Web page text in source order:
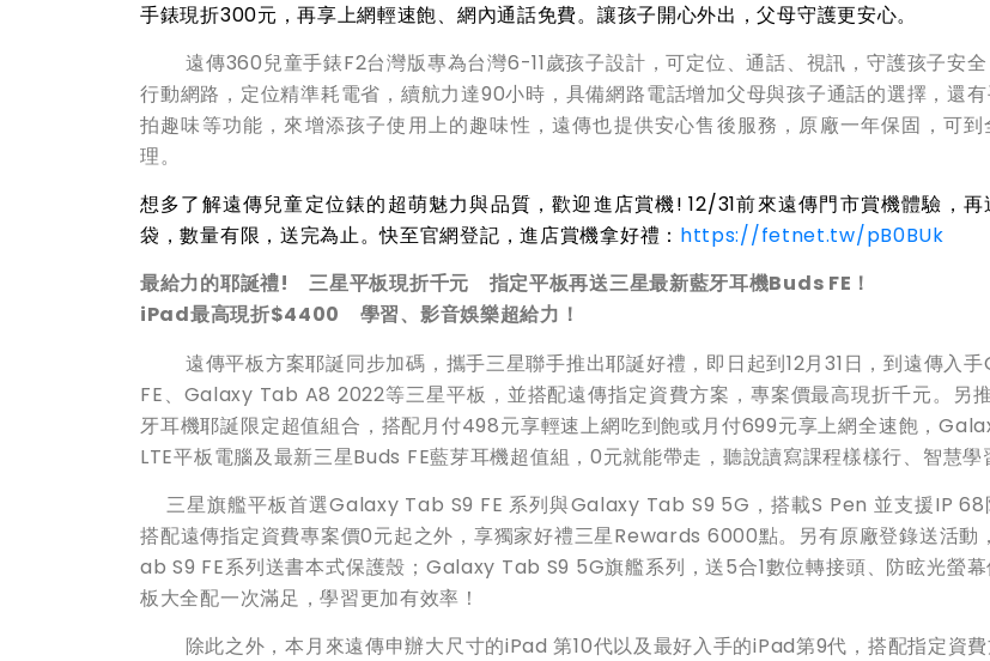
手錶現折300元，再享上網輕速飽、網內通話免費。讓孩子開心外出，父母守護更安心。
遠傳360兒童手錶F2台灣版專為台灣6-11歲孩子設計，可定位、通話、視訊，守護孩子安
行動網路，定位精準耗電省，續航力達90小時，具備網路電話增加父母與孩子通話的選擇，還
拍趣味等功能，來增添孩子使用上的趣味性，遠傳也提供安心售後服務，原廠一年保固，可
理。
想多了解遠傳兒童定位錶的超萌魅力與品質 ，歡迎進店賞機! 12/31前來遠傳門市賞機體驗，
袋，數量有限，送完為止。快至官網登記，進店賞機拿好禮： https://fetnet.tw/pB0BUk
最給力的耶誕禮! 三星平板現折千元 指定平板再送三星最新藍牙耳機Buds FE！
iPad最高現折$4400 學習、影音娛樂超給力！
遠傳平板方案耶誕同步加碼， 攜手三星聯手推出耶誕好禮，即日起到12月31日，到遠傳入
FE、Galaxy Tab A8 2022等三星平板，並搭配遠傳指定資費方案，專案價最高現折千元。另
牙耳機耶誕限定超值組合，搭配月付498元享輕速上網吃到飽或月付699元享上網全速飽，
LTE平板電腦及最新三星Buds FE藍芽耳機超值組，0元就能帶走，聽說讀寫課程樣樣行、智慧學
三星旗艦平板首選Galaxy Tab S9 FE 系列與Galaxy Tab S9 5G，搭載S Pen 並支援IP 68
搭配遠傳指定資費專案價0元起之外，享獨家好禮三星Rewards 6000點。另有原廠登錄送活動
ab S9 FE系列送書本式保護殼；Galaxy Tab S9 5G旗艦系列，送5合1數位轉接頭、防眩光螢
板大全配一次滿足，學習更加有效率！
除此之外，本月來遠傳申辦大尺寸的iPad 第10代以及最好入手的iPad第9代，搭配指定資